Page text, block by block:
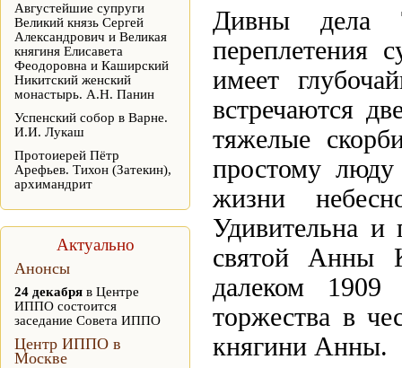
Августейшие супруги
Великий князь Сергей
Александрович и Великая
княгиня Елисавета
Феодоровна и Каширский
Никитский женский
монастырь. А.Н. Панин
Успенский собор в Варне.
И.И. Лукаш
Протоиерей Пётр
Арефьев. Тихон (Затекин),
архимандрит
Актуально
Анонсы
24 декабря в Центре
ИППО состоится
заседание Совета ИППО
Центр ИППО в
Москве
Дивны дела
переплетения
имеет
встречаются
тяжелые
простому
жизни
Удивительна и
святой Анны
далеком
торжества в
княгини Анны.